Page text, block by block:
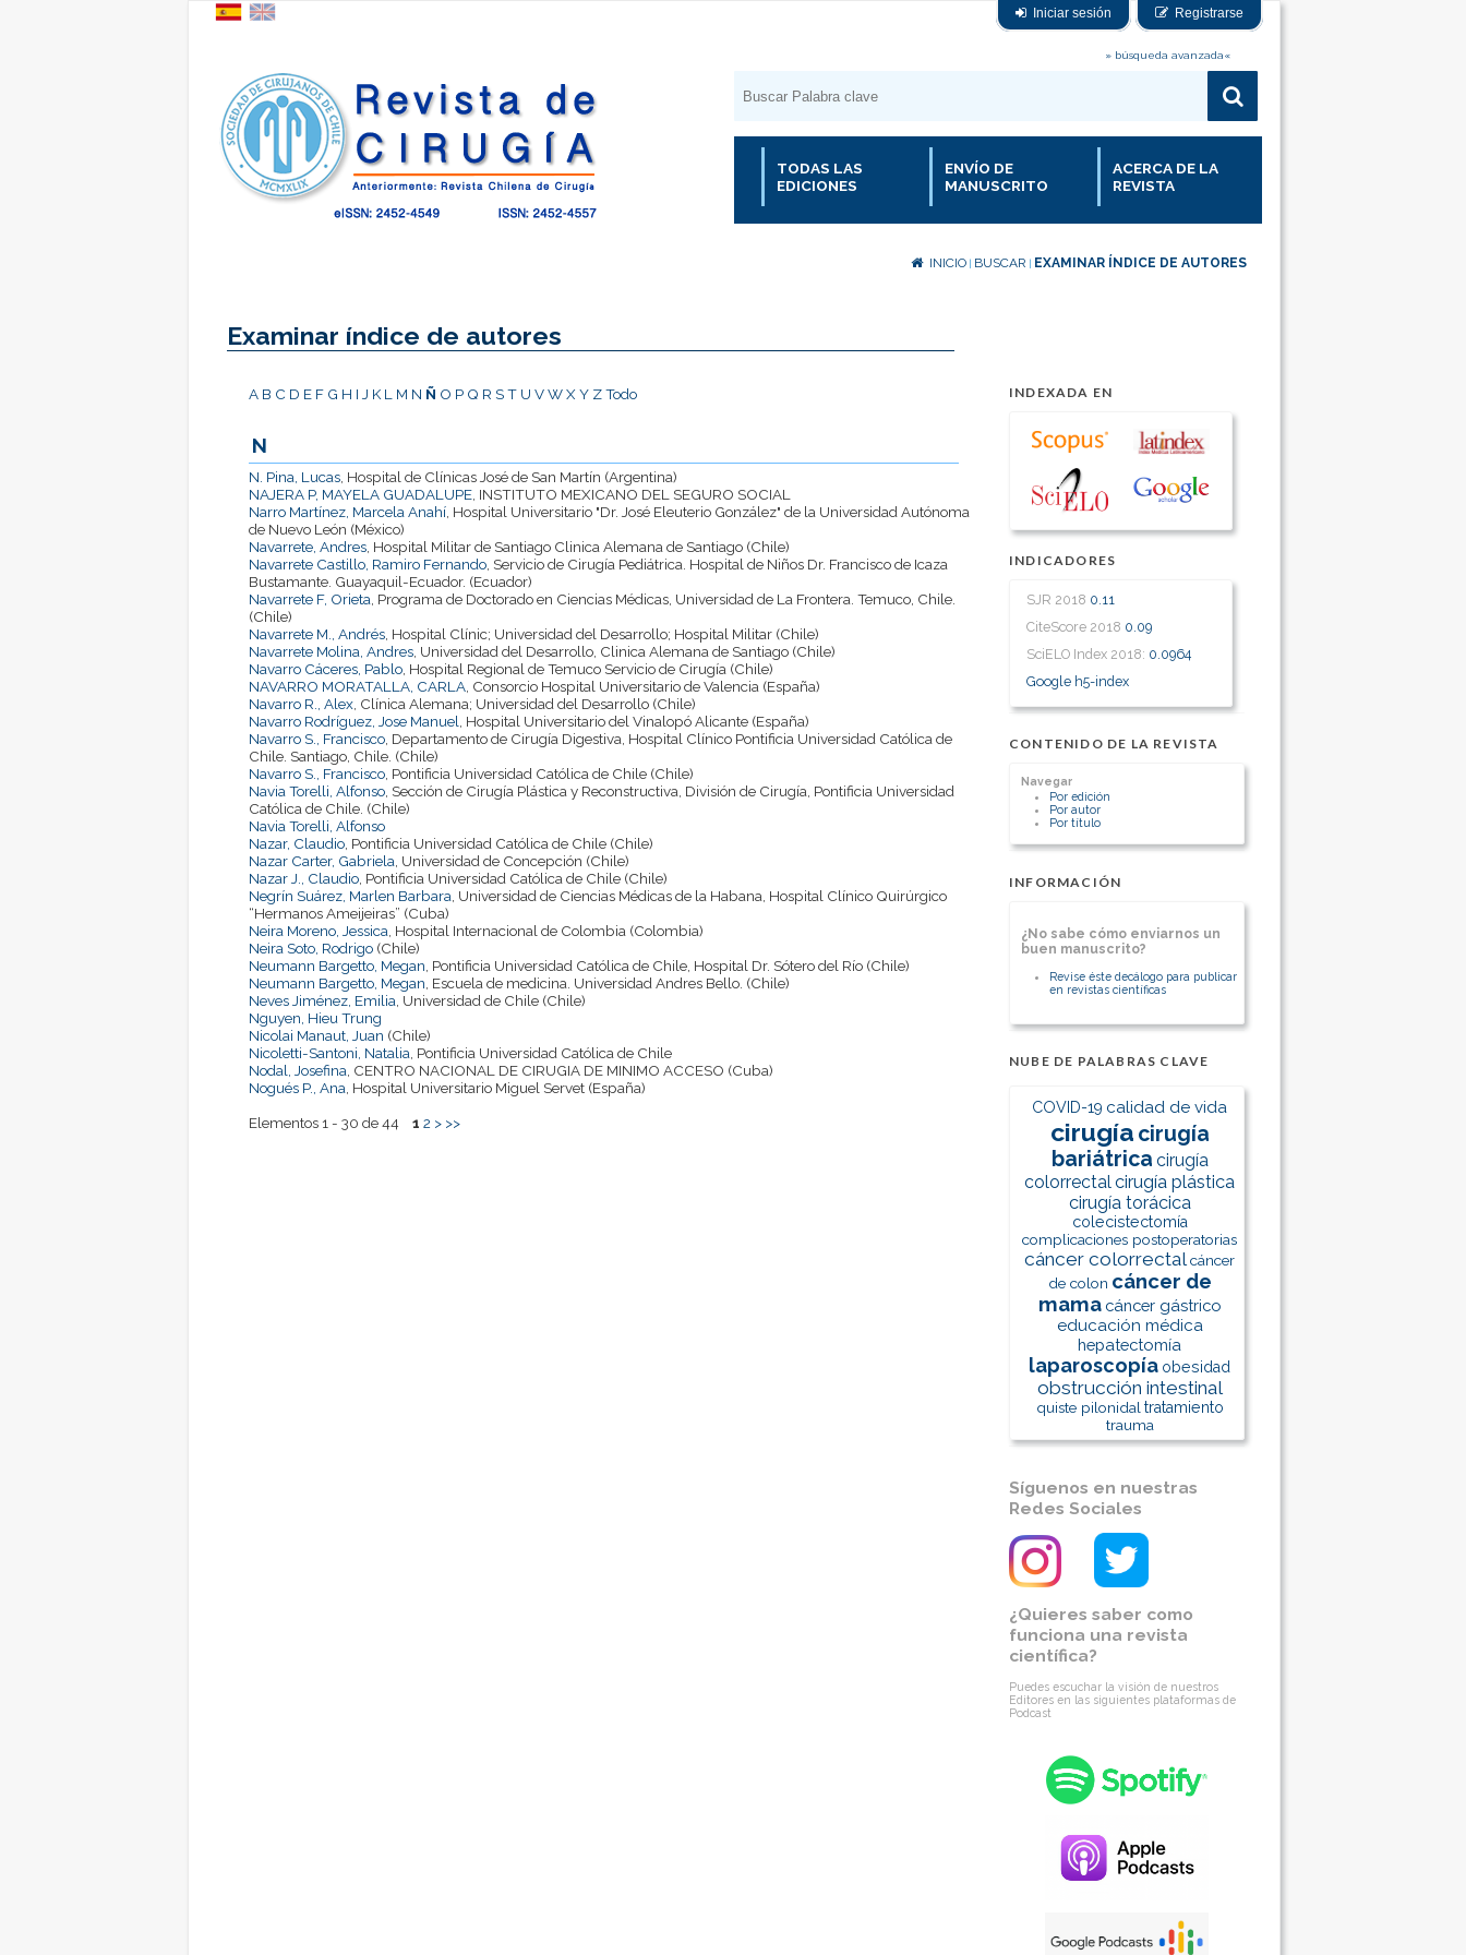
Iniciar sesión Registrarse
» búsqueda avanzada«
TODAS LAS
EDICIONES
ENVÍO DE
MANUSCRITO
ACERCA DE LA
REVISTA
INICIO BUSCAR EXAMINAR ÍNDICE DE AUTORES
INDEXADA EN
INDICADORES
SJR 2018 0.11
CiteScore 2018 0.09
SciELO Index 2018: 0.0964
Google h5-index
CONTENIDO DE LA REVISTA
Navegar
Por edición
Por autor
Por título
INFORMACIÓN
¿No sabe cómo enviarnos un
buen manuscrito?
Revise éste decálogo para publicar
en revistas científicas
NUBE DE PALABRAS CLAVE
COVID-19 calidad de vida
cirugía cirugía
bariátrica cirugía
colorrectalcirugía plástica
cirugía torácica
colecistectomía
complicaciones postoperatorias
cáncer colorrectalcáncer
de colon cáncer de
mama cáncer gástrico
educación médica
hepatectomía
laparoscopía obesidad
obstrucción intestinal
quiste pilonidal tratamiento
trauma
Síguenos en nuestras
Redes Sociales
¿Quieres saber como
funciona una revista
científica?
Puedes escuchar la visión de nuestros
Editores en las siguientes plataformas de
Podcast
Examinar índice de autores
A B C D E F G H I J K L M N Ñ O P Q R ST U VWXY ZTodo
N
N. Pina, Lucas, Hospital de Clínicas José de San Martín (Argentina)
NAJERA P, MAYELA GUADALUPE, INSTITUTO MEXICANO DEL SEGURO SOCIAL
Narro Martínez, Marcela Anahí, Hospital Universitario "Dr. José Eleuterio González" de la Universidad Autónoma
de Nuevo León (México)
Navarrete, Andres, Hospital Militar de Santiago Clinica Alemana de Santiago (Chile)
Navarrete Castillo, Ramiro Fernando, Servicio de Cirugía Pediátrica. Hospital de Niños Dr. Francisco de Icaza
Bustamante. Guayaquil-Ecuador. (Ecuador)
Navarrete F, Orieta, Programa de Doctorado en Ciencias Médicas, Universidad de La Frontera. Temuco, Chile.
(Chile)
Navarrete M., Andrés, Hospital Clínic; Universidad del Desarrollo; Hospital Militar (Chile)
Navarrete Molina, Andres, Universidad del Desarrollo, Clinica Alemana de Santiago (Chile)
Navarro Cáceres, Pablo, Hospital Regional de Temuco Servicio de Cirugía (Chile)
NAVARRO MORATALLA, CARLA, Consorcio Hospital Universitario de Valencia (España)
Navarro R., Alex, Clínica Alemana; Universidad del Desarrollo (Chile)
Navarro Rodríguez, Jose Manuel, Hospital Universitario del Vinalopó Alicante (España)
Navarro S., Francisco, Departamento de Cirugía Digestiva, Hospital Clínico Pontificia Universidad Católica de
Chile. Santiago, Chile. (Chile)
Navarro S., Francisco, Pontificia Universidad Católica de Chile (Chile)
Navia Torelli, Alfonso, Sección de Cirugía Plástica y Reconstructiva, División de Cirugía, Pontificia Universidad
Católica de Chile. (Chile)
Navia Torelli, Alfonso
Nazar, Claudio, Pontificia Universidad Católica de Chile (Chile)
Nazar Carter, Gabriela, Universidad de Concepción (Chile)
Nazar J., Claudio, Pontificia Universidad Católica de Chile (Chile)
Negrín Suárez, Marlen Barbara, Universidad de Ciencias Médicas de la Habana, Hospital Clínico Quirúrgico
“Hermanos Ameijeiras” (Cuba)
Neira Moreno, Jessica, Hospital Internacional de Colombia (Colombia)
Neira Soto, Rodrigo (Chile)
Neumann Bargetto, Megan, Pontificia Universidad Católica de Chile, Hospital Dr. Sótero del Río (Chile)
Neumann Bargetto, Megan, Escuela de medicina. Universidad Andres Bello. (Chile)
Neves Jiménez, Emilia, Universidad de Chile (Chile)
Nguyen, Hieu Trung
Nicolai Manaut, Juan (Chile)
Nicoletti-Santoni, Natalia, Pontificia Universidad Católica de Chile
Nodal, Josefina, CENTRO NACIONAL DE CIRUGIA DE MINIMO ACCESO (Cuba)
Nogués P., Ana, Hospital Universitario Miguel Servet (España)
Elementos 1 - 30 de 44 1 2 > >>